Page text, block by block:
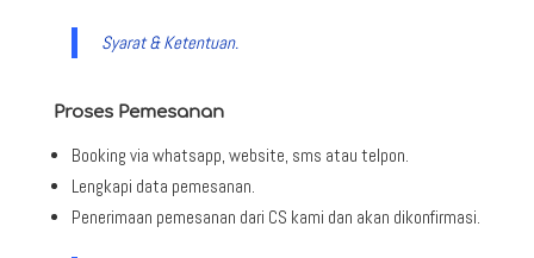
Syarat & Ketentuan.
Proses Pemesanan
Booking via whatsapp, website, sms atau telpon.
Lengkapi data pemesanan.
Penerimaan pemesanan dari CS kami dan akan dikonfirmasi.